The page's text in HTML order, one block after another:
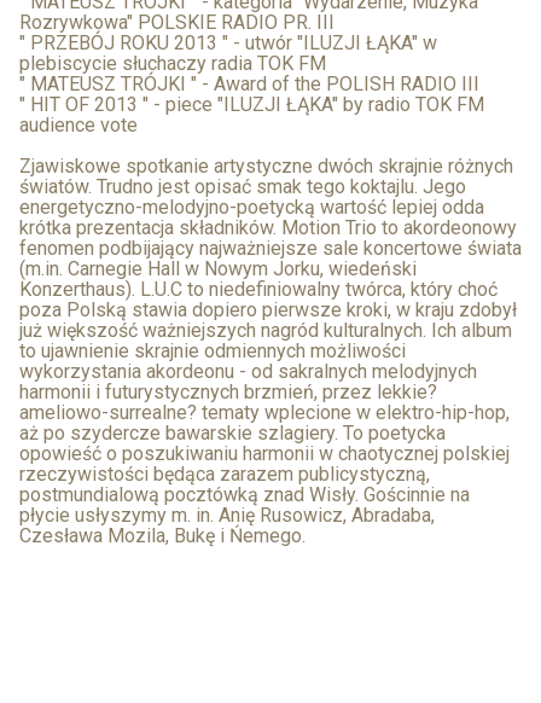
Rozrywkowa" POLSKIE RADIO PR. III
" PRZEBÓJ ROKU 2013 " - utwór "ILUZJI ŁĄKA" w
plebiscycie słuchaczy radia TOK FM
" MATEUSZ TRÓJKI " - Award of the POLISH RADIO III
" HIT OF 2013 " - piece "ILUZJI ŁĄKA" by radio TOK FM
audience vote
Zjawiskowe spotkanie artystyczne dwóch skrajnie różnych
światów. Trudno jest opisać smak tego koktajlu. Jego
energetyczno-melodyjno-poetycką wartość lepiej odda
krótka prezentacja składników. Motion Trio to akordeonowy
fenomen podbijający najważniejsze sale koncertowe świata
(m.in. Carnegie Hall w Nowym Jorku, wiedeński
Konzerthaus). L.U.C to niedefiniowalny twórca, który choć
poza Polską stawia dopiero pierwsze kroki, w kraju zdobył
już większość ważniejszych nagród kulturalnych. Ich album
to ujawnienie skrajnie odmiennych możliwości
wykorzystania akordeonu - od sakralnych melodyjnych
harmonii i futurystycznych brzmień, przez lekkie?
ameliowo-surrealne? tematy wplecione w elektro-hip-hop,
aż po szydercze bawarskie szlagiery. To poetycka
opowieść o poszukiwaniu harmonii w chaotycznej polskiej
rzeczywistości będąca zarazem publicystyczną,
postmundialową pocztówką znad Wisły. Gościnnie na
płycie usłyszymy m. in. Anię Rusowicz, Abradaba,
Czesława Mozila, Bukę i Ńemego.